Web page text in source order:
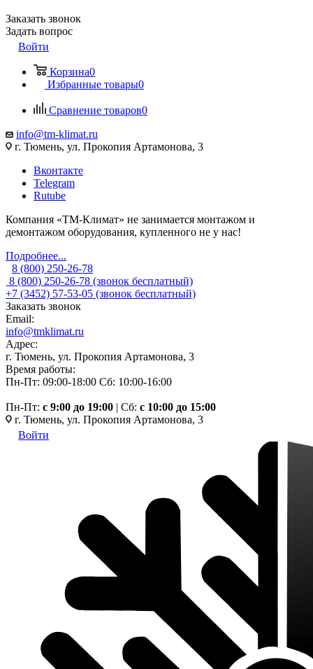
Заказать звонок
Задать вопрос
Войти
Корзина0
Избранные товары0
Сравнение товаров0
info@tm-klimat.ru
г. Тюмень, ул. Прокопия Артамонова, 3
Вконтакте
Telegram
Rutube
Компания «ТМ-Климат» не занимается монтажом и
демонтажом оборудования, купленного не у нас!
Подробнее...
8 (800) 250-26-78
8 (800) 250-26-78 (звонок бесплатный)
+7 (3452) 57-53-05 (звонок бесплатный)
Заказать звонок
Email:
info@tmklimat.ru
Адрес:
г. Тюмень, ул. Прокопия Артамонова, 3
Время работы:
Пн-Пт: 09:00-18:00 Сб: 10:00-16:00
Пн-Пт: c 9:00 до 19:00 | Сб: с 10:00 до 15:00
г. Тюмень, ул. Прокопия Артамонова, 3
Войти